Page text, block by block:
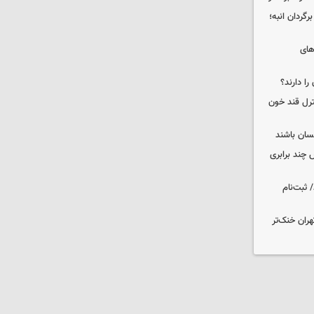
انبه؛
دارند؟
قند خون
باشند
برابری
ثبت‌نام
خنک‌تر